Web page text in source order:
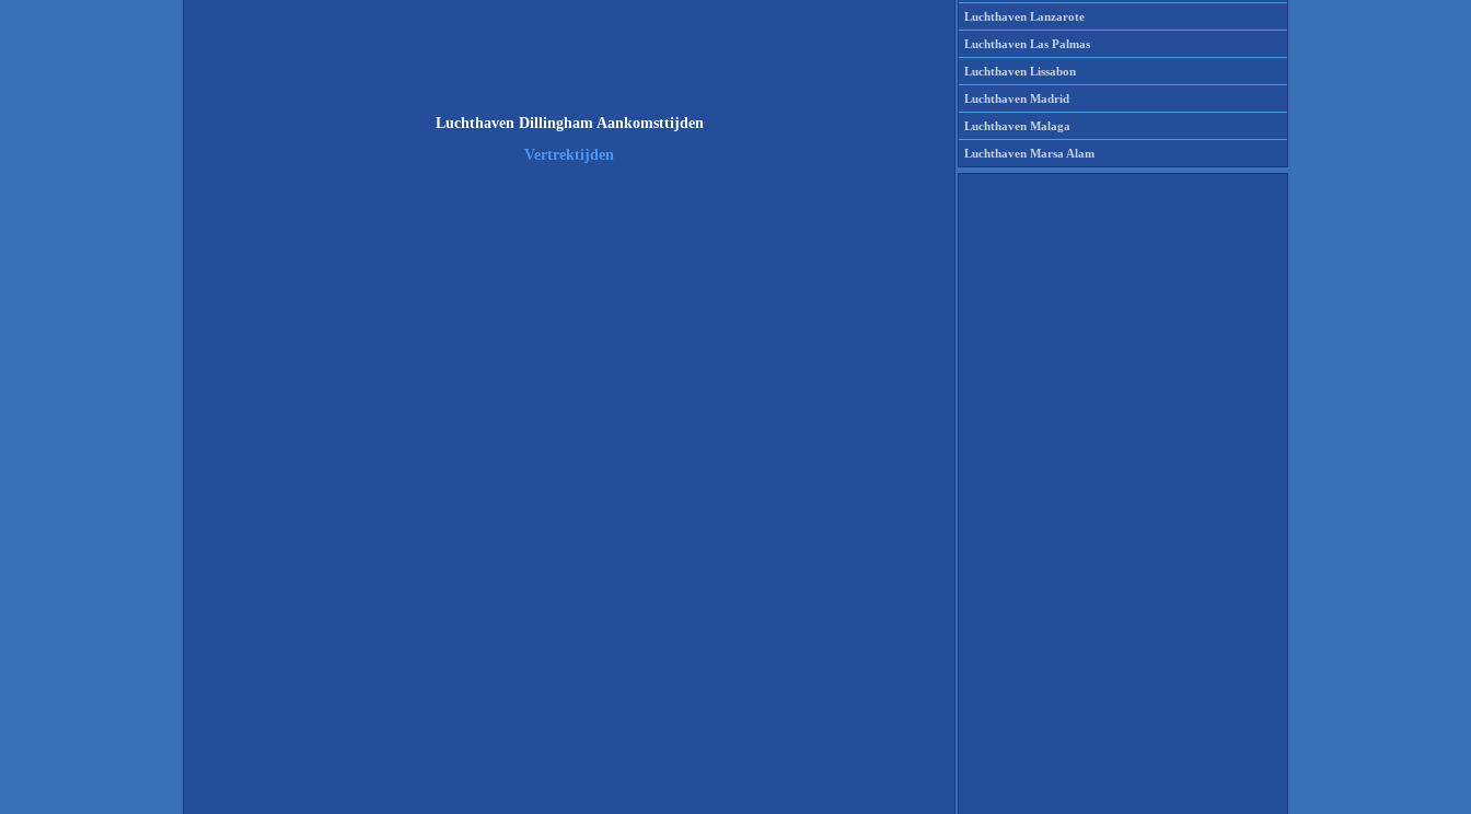
Luchthaven Dillingham Aankomsttijden
Vertrektijden
Luchthaven Lanzarote
Luchthaven Las Palmas
Luchthaven Lissabon
Luchthaven Madrid
Luchthaven Malaga
Luchthaven Marsa Alam